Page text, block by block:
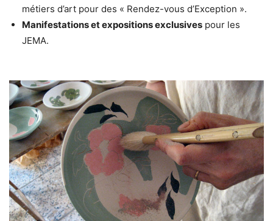
métiers d’art pour des « Rendez-vous d’Exception ».
Manifestations et expositions exclusives pour les
JEMA.